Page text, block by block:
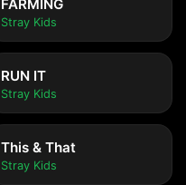
FARMING
Stray Kids
RUN IT
Stray Kids
This & That
Stray Kids